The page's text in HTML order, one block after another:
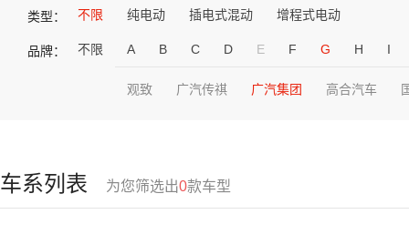
类型： 不限 纯电动 插电式混动 增程式电动
品牌： 不限 A B C D E F G H I
观致 广汽传祺 广汽集团 高合汽车
车系列表 为您筛选出0款车型